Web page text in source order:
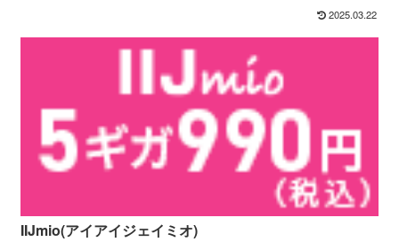
2025.03.22
IIJmio(アイアイジェイミオ)